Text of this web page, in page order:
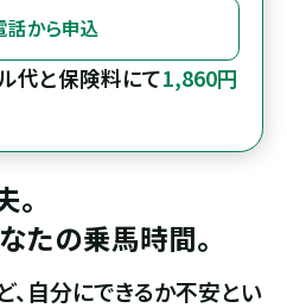
話から申込
代と保険料にて1,860円
たの乗馬時間。
自分にできるか不安とい